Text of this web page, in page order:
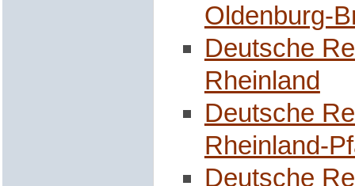
Oldenburg-
Deutsche
Rheinland
Deutsche
Rheinland-
Deutsche